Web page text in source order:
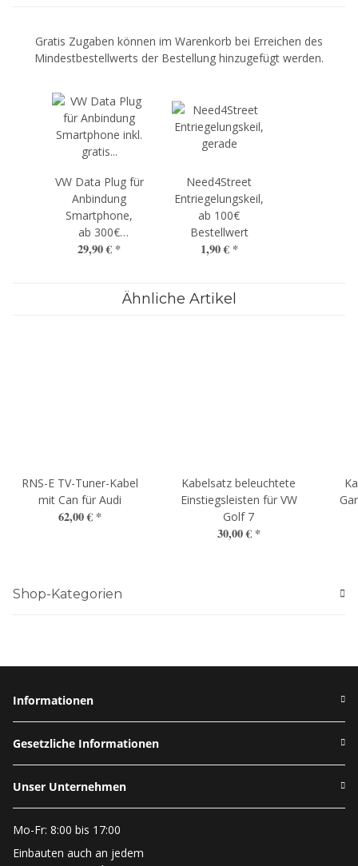
Gratis Zugaben können im Warenkorb bei Erreichen des
Mindestbestellwerts der Bestellung hinzugefügt werden.
VW Data Plug für
Anbindung
Smartphone,
ab 300€
Bestellwert
29,90 € *
Need4Street
Entriegelungskeil,
ab 100€
Bestellwert
1,90 € *
Ähnliche Artikel
RNS-E TV-Tuner-Kabel
mit Can für Audi
62,00 € *
Kabelsatz beleuchtete
Einstiegsleisten für VW
Golf 7
30,00 € *
Shop-Kategorien
Informationen
Gesetzliche Informationen
Unser Unternehmen
Mo-Fr: 8:00 bis 17:00
Einbauten auch an jedem